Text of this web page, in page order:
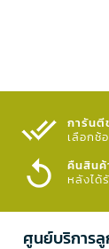
การันตี
เลือกช้
คืนสินค้
หลังได้
ศูนย์บริการ